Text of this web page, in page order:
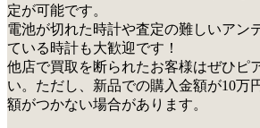
定が可能です。
電池が切れた時計や査定の難しいアン
ている時計も大歓迎です！
他店で買取を断られたお客様はぜひピ
い。ただし、新品での購入金額が10万
額がつかない場合があります。